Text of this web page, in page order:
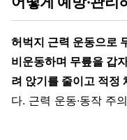
허벅지 근력 운동으로
비운동하며 무릎을 갑
려 앉기를 줄이고 적정
다. 근력 운동·동작 주